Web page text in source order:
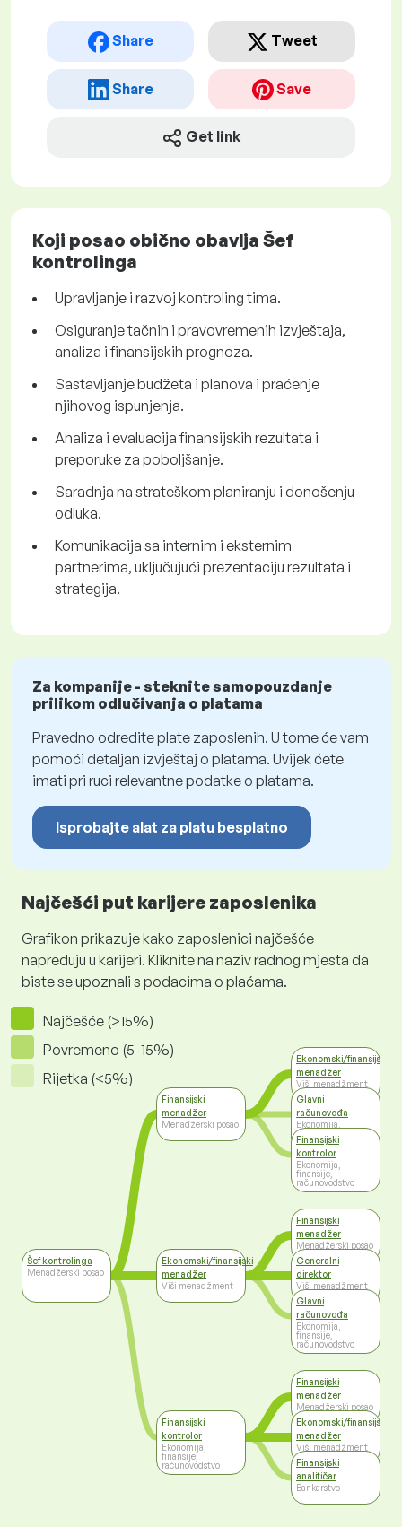
Share Tweet
Share Save
Get link
Koji posao obično obavlja Šef
kontrolinga
Upravljanje i razvoj kontroling tima.
Osiguranje tačnih i pravovremenih izvještaja,
analiza i finansijskih prognoza.
Sastavljanje budžeta i planova i praćenje
njihovog ispunjenja.
Analiza i evaluacija finansijskih rezultata i
preporuke za poboljšanje.
Saradnja na strateškom planiranju i donošenju
odluka.
Komunikacija sa internim i eksternim
partnerima, uključujući prezentaciju rezultata i
strategija.
Za kompanije - steknite samopouzdanje
prilikom odlučivanja o platama
Pravedno odredite plate zaposlenih. U tome će vam
pomoći detaljan izvještaj o platama. Uvijek ćete
imati pri ruci relevantne podatke o platama.
Isprobajte alat za platu besplatno
Najčešći put karijere zaposlenika
Grafikon prikazuje kako zaposlenici najčešće
napreduju u karijeri. Kliknite na naziv radnog mjesta da
biste se upoznali s podacima o plaćama.
Najčešće (>15%)
Povremeno (5-15%)
Rijetka (<5%)
Šef kontrolinga
Menadžerski posao
Finansijski
menadžer
Menadžerski posao
Ekonomski/finansijski
menadžer
Viši menadžment
Finansijski
kontrolor
Ekonomija,
finansije,
računovodstvo
Ekonomski/finansijski
menadžer
Viši menadžment
Glavni
računovođa
Ekonomija,
finansije,
računovodstvo
Finansijski
kontrolor
Ekonomija,
finansije,
računovodstvo
Finansijski
menadžer
Menadžerski posao
Generalni
direktor
Viši menadžment
Glavni
računovođa
Ekonomija,
finansije,
računovodstvo
Finansijski
menadžer
Menadžerski posao
Ekonomski/finansijski
menadžer
Viši menadžment
Finansijski
analitičar
Bankarstvo